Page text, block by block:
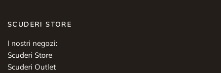
SCUDERI STORE
I nostri negozi:
Scuderi Store
Scuderi Outlet